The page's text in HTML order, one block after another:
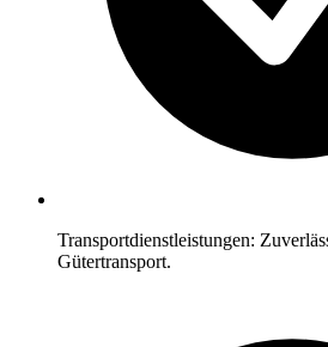
Transportdienstleistungen:
Gütertransport.